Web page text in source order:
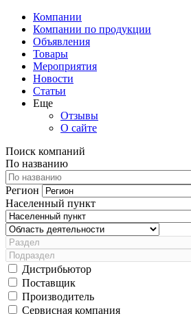
Компании
Компании по продукции
Объявления
Товары
Мероприятия
Новости
Статьи
Еще
Отзывы
О сайте
Поиск компаний
По названию
Регион
Населенный пункт
Дистрибьютор
Поставщик
Производитель
Сервисная компания